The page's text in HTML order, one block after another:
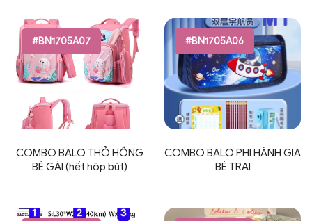
#BN1705A07
COMBO BALO THỎ HỒNG
BÉ GÁI (hết hộp bút)
#BN1705A06
COMBO BALO PHI HÀNH GIA
BÉ TRAI